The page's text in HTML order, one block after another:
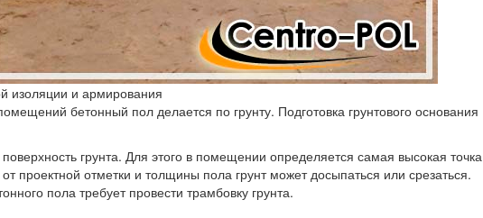
изоляции и армирования
бетонный пол делается по грунту. Подготовка грунтового основания
грунта. Для этого в помещении определяется самая высокая точка
проектной отметки и толщины пола грунт может досыпаться или срезаться.
пола требует провести трамбовку грунта.